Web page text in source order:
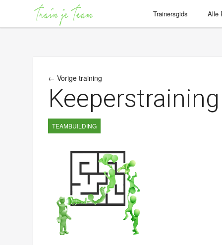
Trainersgids Alle
← Vorige training
TEAMBUILDING